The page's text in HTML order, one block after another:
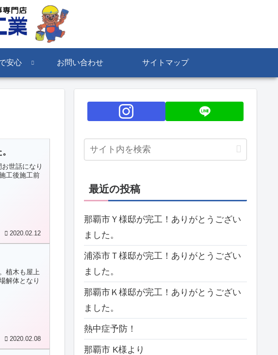
安心 お問い合わせ サイトマップ
世話になり
工後施工前
2020.02.12
植木も屋上
解体となり
2020.02.08
最近の投稿
那覇市Ｙ様邸が完工！ありがとうござい
ました。
浦添市Ｔ様邸が完工！ありがとうござい
ました。
那覇市Ｋ様邸が完工！ありがとうござい
ました。
熱中症予防！
那覇市 K様より